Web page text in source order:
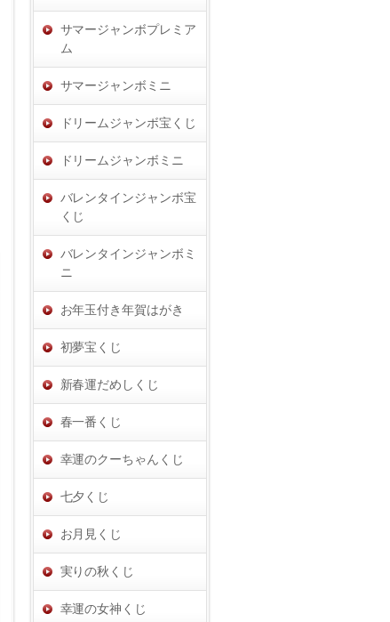
サマージャンボプレミア
ム
サマージャンボミニ
ドリームジャンボ宝くじ
ドリームジャンボミニ
バレンタインジャンボ宝
くじ
バレンタインジャンボミ
ニ
お年玉付き年賀はがき
初夢宝くじ
新春運だめしくじ
春一番くじ
幸運のクーちゃんくじ
七夕くじ
お月見くじ
実りの秋くじ
幸運の女神くじ